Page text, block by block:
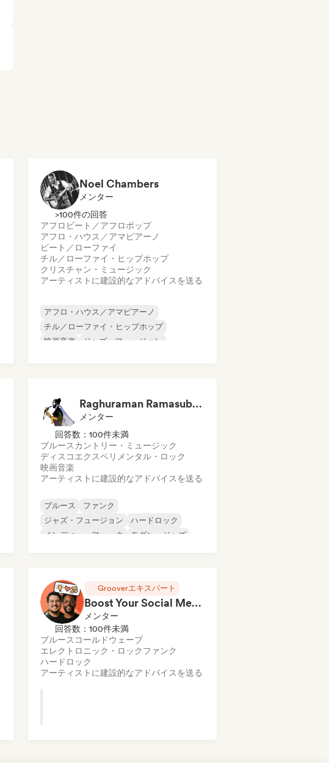
Noel Chambers
メンター
>100件の回答
アフロビート／アフロポップ
アフロ・ハウス／アマピアーノ
ビート／ローファイ
チル／ローファイ・ヒップホップ
クリスチャン・ミュージック
アーティストに建設的なアドバイスを送る
アフロ・ハウス／アマピアーノ
チル／ローファイ・ヒップホップ
映画音楽
ジャズ・フュージョン
Raghuraman Ramasubramanian
メンター
回答数：100件未満
ブルース カントリー・ミュージック
ディスコエクスペリメンタル・ロック
映画音楽
アーティストに建設的なアドバイスを送る
ブルース
ファンク
ジャズ・フュージョン
ハードロック
インディー・フォーク
モダン・ジャズ
Grooverエキスパート
Boost Your Social Media in a 1hr Coaching Session
メンター
回答数：100件未満
ブルース コールドウェーブ
エレクトロニック・ロックファンク
ハードロック
アーティストに建設的なアドバイスを送る